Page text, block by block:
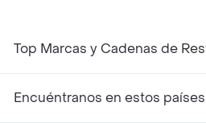
Top Marcas y Cadenas de
Encuéntranos en estos países